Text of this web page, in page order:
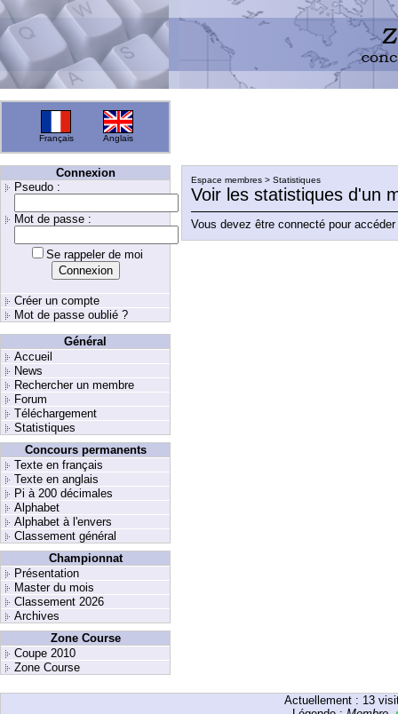
Français Anglais
Connexion
Pseudo :
Mot de passe :
Se rappeler de moi
Créer un compte
Mot de passe oublié ?
Général
Accueil
News
Rechercher un membre
Forum
Téléchargement
Statistiques
Concours permanents
Texte en français
Texte en anglais
Pi à 200 décimales
Alphabet
Alphabet à l'envers
Classement général
Championnat
Présentation
Master du mois
Classement 2026
Archives
Zone Course
Coupe 2010
Zone Course
Espace membres > Statistiques
Voir les statistiques d'un
Vous devez être connecté pour
Actuellement : 13